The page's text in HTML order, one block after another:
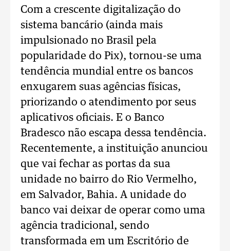
Com a crescente digitalização do
sistema bancário (ainda mais
impulsionado no Brasil pela
popularidade do Pix), tornou-se uma
tendência mundial entre os bancos
enxugarem suas agências físicas,
priorizando o atendimento por seus
aplicativos oficiais. E o Banco
Bradesco não escapa dessa tendência.
Recentemente, a instituição anunciou
que vai fechar as portas da sua
unidade no bairro do Rio Vermelho,
em Salvador, Bahia. A unidade do
banco vai deixar de operar como uma
agência tradicional, sendo
transformada em um Escritório de